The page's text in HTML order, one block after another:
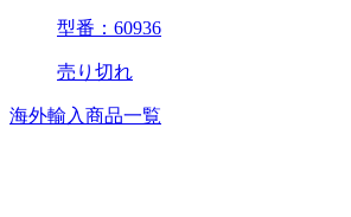
型番：60936
売り切れ
海外輸入商品一覧